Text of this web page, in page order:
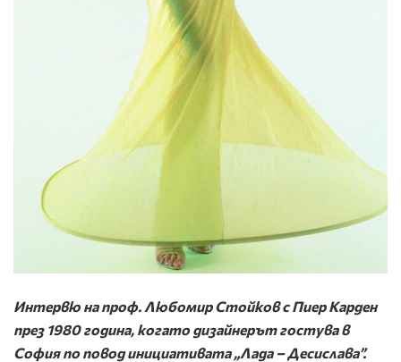
Интервю на проф. Любомир Стойков с Пиер Карден
през 1980 година, когато дизайнерът гостува в
София по повод инициативата „Лада – Десислава”.